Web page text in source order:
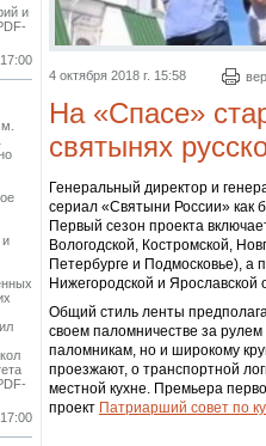
и
и
4 октября 2018 г. 15:58
На «Спасе»
святынях
Генеральный директор и
сериал «Святыни России» как
Первый сезон проекта
Вологодской, Костромской,
Петербурге и Подмосковье), а
Нижегородской и Ярославской
Общий стиль ленты
своем паломничестве за
паломникам, но и широкому
проезжают, о транспортной
местной кухне. Премьера
проект Патриарший совет по